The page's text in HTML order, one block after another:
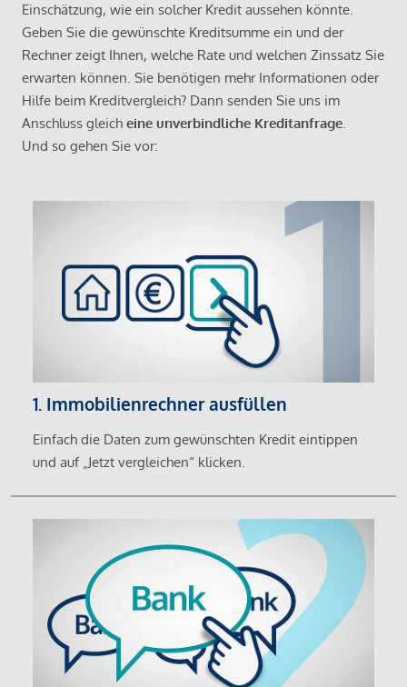
Einschätzung, wie ein solcher Kredit aussehen könnte.
Geben Sie die gewünschte Kreditsumme ein und der
Rechner zeigt Ihnen, welche Rate und welchen Zinssatz Sie
erwarten können. Sie benötigen mehr Informationen oder
Hilfe beim Kreditvergleich? Dann senden Sie uns im
Anschluss gleich eine unverbindliche Kreditanfrage.
Und so gehen Sie vor:
1. Immobilienrechner ausfüllen
Einfach die Daten zum gewünschten Kredit eintippen
und auf „Jetzt vergleichen“ klicken.